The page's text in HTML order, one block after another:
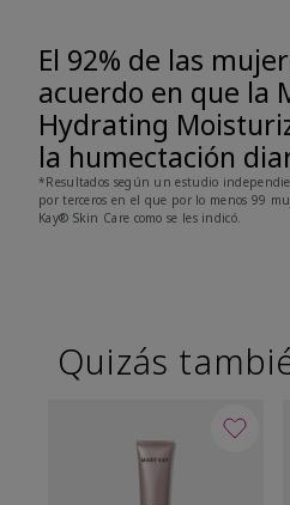
El 92% de las
acuerdo en que la
Hydrating
la humectación
*Resultados según un estudio
por terceros en el que por lo menos 99
Kay® Skin Care como se les indicó.
Quizás